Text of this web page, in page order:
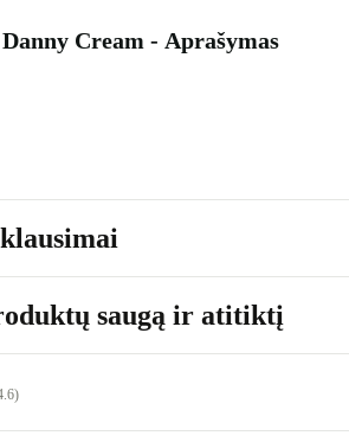
Cream - Aprašymas
saugą ir atitiktį